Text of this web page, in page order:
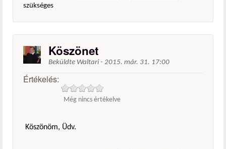
szükséges
Köszönet
Beküldte Waltari - 2015. már. 31. 17:00
Értékelés:
Még nincs értékelve
Köszönöm, Üdv.